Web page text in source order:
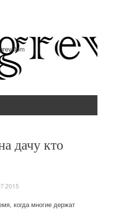
дачу кто
когда многие держат